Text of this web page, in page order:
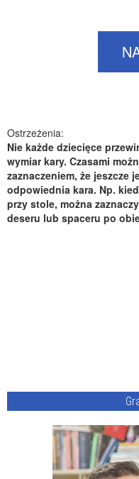
Ostrzeżenia:
Nie każde dziecięce
wymiar kary. Czasami
zaznaczeniem, że jeszcze
odpowiednia kara. Np.
przy stole, można
deseru lub spaceru po